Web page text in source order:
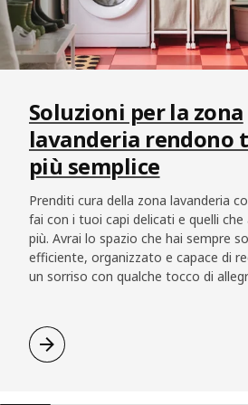
Soluzioni per la zona
lavanderia rendono
più semplice
Prenditi cura della zona lavanderia
fai con i tuoi capi delicati e quelli che
più. Avrai lo spazio che hai sempre
efficiente, organizzato e capace di
un sorriso con qualche tocco di